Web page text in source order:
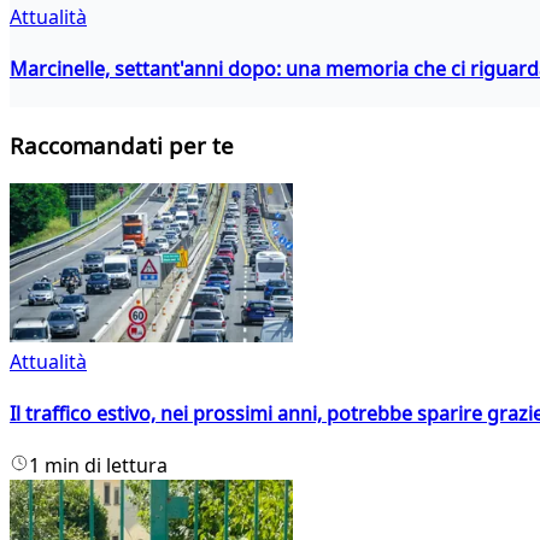
Attualità
Marcinelle, settant'anni dopo: una memoria che ci
Raccomandati per te
Attualità
Il traffico estivo, nei prossimi anni, potrebbe sparire
1 min di lettura